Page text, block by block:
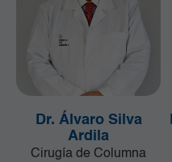
Dr. Álvaro Silva
Ardila
Cirugía de Columna